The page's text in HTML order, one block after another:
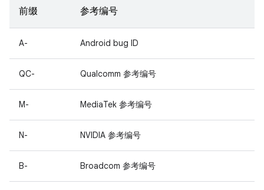
前缀 参考编号
A- Android bug ID
QC- Qualcomm 参考编号
M- MediaTek 参考编号
N- NVIDIA 参考编号
B- Broadcom 参考编号